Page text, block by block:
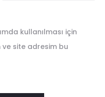
kullanılması için
site adresim bu